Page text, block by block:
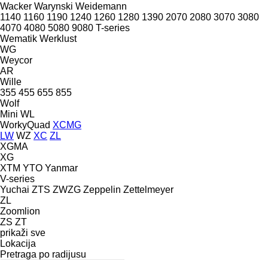
Wacker Warynski Weidemann
1140 1160 1190 1240 1260 1280 1390 2070 2080 3070 3080
4070 4080 5080 9080 T-series
Wematik Werklust
WG
Weycor
AR
Wille
355 455 655 855
Wolf
Mini WL
WorkyQuad XCMG
LW WZ XC ZL
XGMA
XG
XTM YTO Yanmar
V-series
Yuchai ZTS ZWZG Zeppelin Zettelmeyer
ZL
Zoomlion
ZS ZT
prikaži sve
Lokacija
Pretraga po radijusu